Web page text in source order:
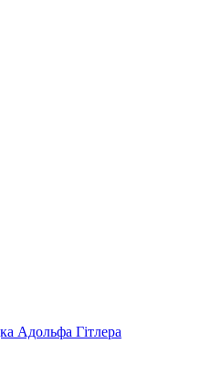
Адольфа Гітлера